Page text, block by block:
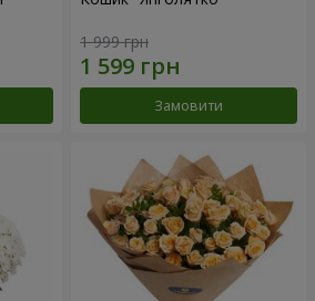
1 999 грн
Замовити